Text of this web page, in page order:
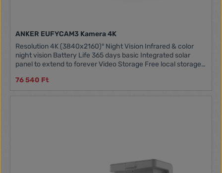
ANKER EUFYCAM3 Kamera 4K
Resolution 4K (3840x2160)° Night Vision Infrared & color
night vision Battery Life 365 days basic Integrated solar
panel to extend to forever Video Storage Free local storage:
expansion, up to 16TB Smart AI Human recognition (Self
learning algorithm) Vehicle detection Pet detection Audio
76 540 Ft